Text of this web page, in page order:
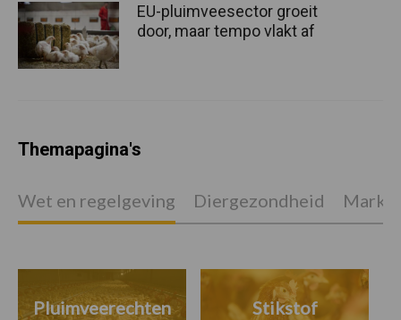
EU-pluimveesector groeit
door, maar tempo vlakt af
Themapagina's
Wet en regelgeving Diergezondheid
Pluimveerechten Stikstof